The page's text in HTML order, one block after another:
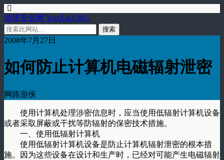
游侠安全网 YouXia.ORG
2008年7月27日
如何防止计算机电磁辐射泄密
网路游侠
使用计算机处理涉密信息时，应当使用低辐射计算机设备
或者采取屏蔽或干扰等防辐射的保密技术措施。
一、使用低辐射计算机
使用低辐射计算机设备是防止计算机辐射泄密的根本措
施。因为这些设备在设计和生产时，已经对可能产生电磁辐射